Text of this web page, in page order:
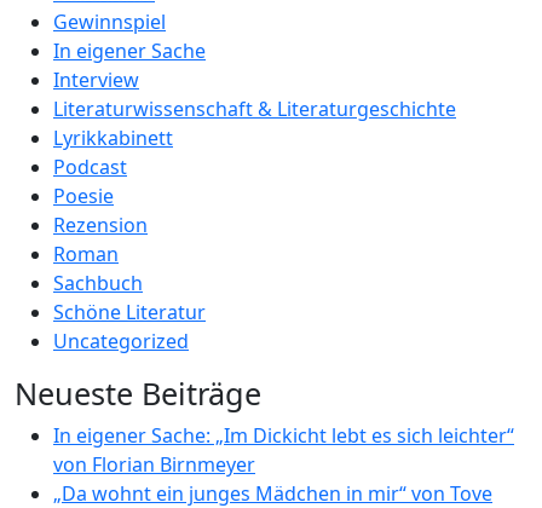
Gewinnspiel
In eigener Sache
Interview
Literaturwissenschaft & Literaturgeschichte
Lyrikkabinett
Podcast
Poesie
Rezension
Roman
Sachbuch
Schöne Literatur
Uncategorized
Neueste Beiträge
In eigener Sache: „Im Dickicht lebt es sich leichter“
von Florian Birnmeyer
„Da wohnt ein junges Mädchen in mir“ von Tove